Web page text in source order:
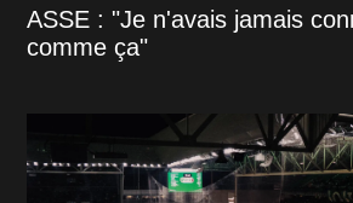
ASSE : "Je n'avais jamais
comme ça"